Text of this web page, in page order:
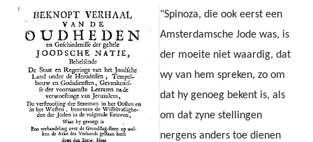
"Spinoza, die ook eerst een
Amsterdamsche Jode was, is
der moeite niet waardig, dat
wy van hem spreken, zo om
dat hy genoeg bekent is, als
om dat zyne stellingen
nergens anders toe dienen